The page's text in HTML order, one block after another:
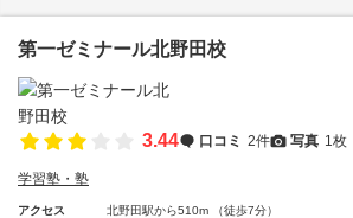
第一ゼミナール北野田校
3.44 口コミ 2件 写真 1枚
学習塾・塾
アクセス
北野田駅から510m （徒歩7分）